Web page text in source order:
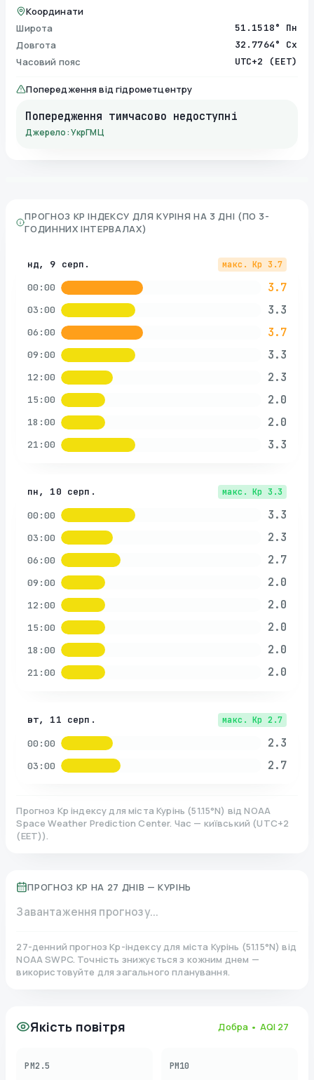
Координати
Широта
51.1518° Пн
Довгота 32.7764° Сх
Часовий пояс UTC+2 (EET)
Попередження від гідрометцентру
Попередження тимчасово недоступні
Джерело: УкрГМЦ
ПРОГНОЗ KP ІНДЕКСУ ДЛЯ КУРІНЯ НА 3 ДНІ (ПО 3-
ГОДИННИХ ІНТЕРВАЛАХ)
нд, 9 серп. макс. Kp 3.7
00:00 3.7
03:00 3.3
06:00 3.7
09:00 3.3
12:00 2.3
15:00 2.0
18:00 2.0
21:00 3.3
пн, 10 серп. макс. Kp 3.3
00:00 3.3
03:00 2.3
06:00 2.7
09:00 2.0
12:00 2.0
15:00 2.0
18:00 2.0
21:00 2.0
вт, 11 серп. макс. Kp 2.7
00:00 2.3
03:00 2.7
Прогноз Kp індексу для міста Курінь (51.15°N) від NOAA
Space Weather Prediction Center. Час — київський (UTC+2
(EET)).
ПРОГНОЗ KP НА 27 ДНІВ — КУРІНЬ
Завантаження прогнозу...
27-денний прогноз Kp-індексу для міста Курінь (51.15°N)від
NOAA SWPC. Точність знижується з кожним днем —
використовуйте для загального планування.
Якість повітря Добра • AQI 27
PM2.5 PM10